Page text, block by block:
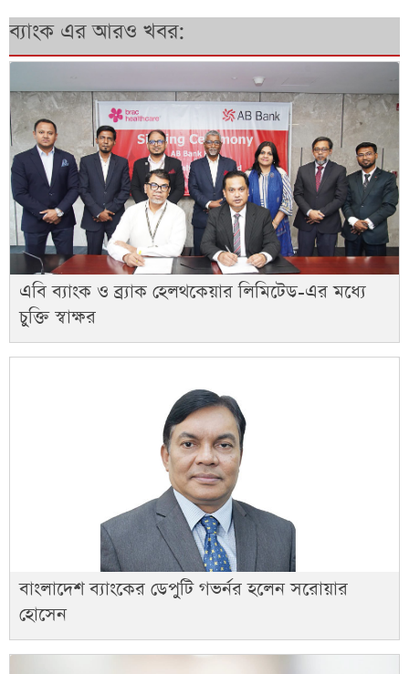
ব্যাংক এর আরও খবর:
এবি ব্যাংক ও ব্র্যাক হেলথকেয়ার লিমিটেড-এর মধ্যে
চুক্তি স্বাক্ষর
বাংলাদেশ ব্যাংকের ডেপুটি গভর্নর হলেন সরোয়ার
হোসেন